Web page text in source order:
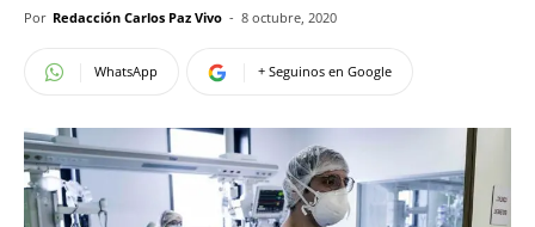
Por Redacción Carlos Paz Vivo - 8 octubre, 2020
WhatsApp + Seguinos en Google